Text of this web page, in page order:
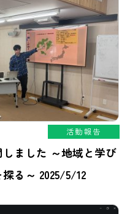
活動報告
ました ～地域と学び
る～ 2025/5/12